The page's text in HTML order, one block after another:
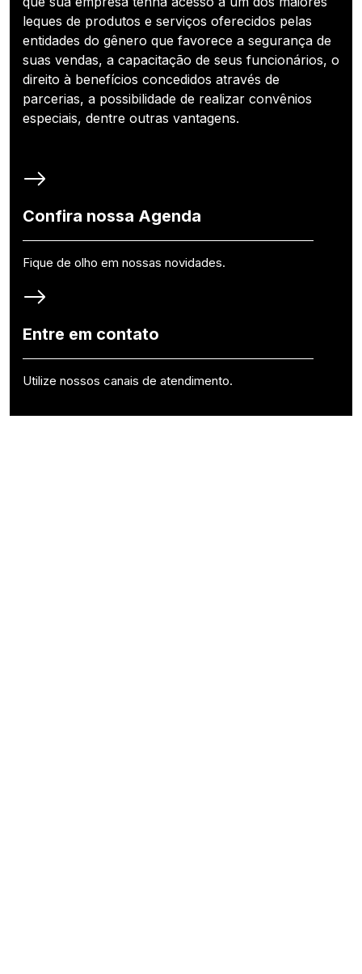
leques de produtos e serviços oferecidos pelas
entidades do gênero que favorece a segurança de
suas vendas, a capacitação de seus funcionários, o
direito à benefícios concedidos através de
parcerias, a possibilidade de realizar convênios
especiais, dentre outras vantagens.
Confira nossa Agenda
Fique de olho em nossas novidades.
Entre em contato
Utilize nossos canais de atendimento.